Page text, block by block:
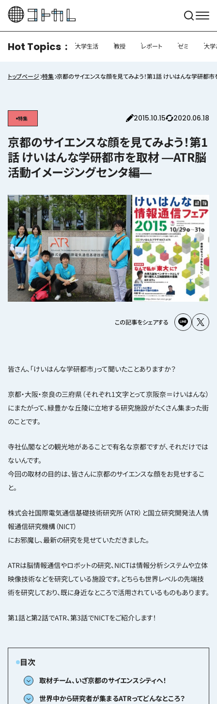
Hot Topics 大学生活 教授 レポート ゼミ 大学
トップページ 特集 京都のサイエンスな顔を見てみよう！第1話 けいはんな学研都
特集 2015.10.15 2020.06.18
京都のサイエンスな顔を見てみよう！第1
話 けいはんな学研都市を取材 ―ATR脳
活動イメージングセンタ編―
この記事をシェアする
皆さん、「けいはんな学研都市」って聞いたことありますか？
京都・大阪・奈良の三府県（それぞれ1文字とって京阪奈＝けいはんな）
にまたがって、緑豊かな丘陵に立地する研究施設がたくさん集まった街
のことです。
寺社仏閣などの観光地があることで有名な京都ですが、それだけでは
ないんです。
今回の取材の目的は、皆さんに京都のサイエンスな顔をお見せするこ
と。
株式会社国際電気通信基礎技術研究所（ATR）と国立研究開発法人情
報通信研究機構（NICT）
にお邪魔し、最新の研究を見せていただきました。
ATRは脳情報通信やロボットの研究、NICTは情報分析システムや立体
映像技術などを研究している施設です。どちらも世界レベルの先端技
術を研究しており、既に身近なところで活用されているものもあります。
第1話と第2話でATR、第3話でNICTをご紹介します！
取材チーム、いざ京都のサイエンスシティへ！
世界中から研究者が集まるATRってどんなところ？